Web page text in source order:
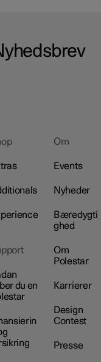
du en
Om
Events
Nyheder
Bæredygti
ghed
Om
Polestar
Karrierer
Design
Contest
Presse